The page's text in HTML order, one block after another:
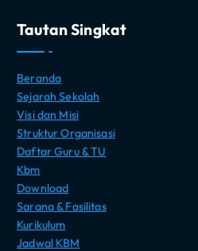
Tautan Singkat
Beranda
Sejarah Sekolah
Visi dan Misi
Struktur Organisasi
Daftar Guru & TU
Kbm
Download
Sarana & Fasilitas
Kurikulum
Jadwal KBM